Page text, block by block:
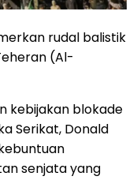
rudal balistik
(Al-
kebijakan blokade
Serikat, Donald
senjata yang